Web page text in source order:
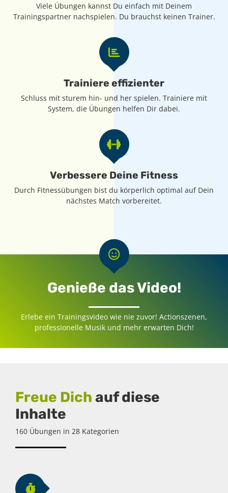
Viele Übungen kannst Du einfach mit Deinem
Trainingspartner nachspielen. Du brauchst keinen Trainer.
Trainiere effizienter
Schluss mit sturem hin- und her spielen. Trainiere mit
System, die Übungen helfen Dir dabei.
Verbessere Deine Fitness
Durch Fitnessübungen bist du körperlich optimal auf Dein
nächstes Match vorbereitet.
Genieße das Video!
Erlebe ein Trainingsvideo wie nie zuvor! Actionszenen,
professionelle Musik und mehr erwarten Dich!
Freue Dich auf diese
Inhalte
160 Übungen in 28 Kategorien